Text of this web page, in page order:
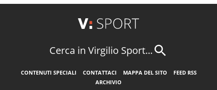
Cerca in Virgilio Sport...
CONTENUTI SPECIALI CONTATTACI MAPPA DEL SITO
FEED RSS
ARCHIVIO